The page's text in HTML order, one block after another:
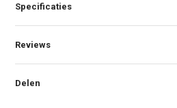
Specificaties
Reviews
Delen